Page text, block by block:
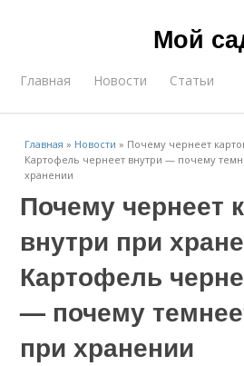
Мой
Главная Новости Статьи
Главная » Новости » Почему чернеет
Картофель чернеет внутри — почему
хранении
Почему чернеет
внутри при
Картофель
— почему
при хранении